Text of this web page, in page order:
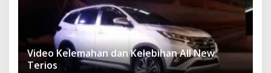
Video Kelemahan dan Kelebihan All New
Terios